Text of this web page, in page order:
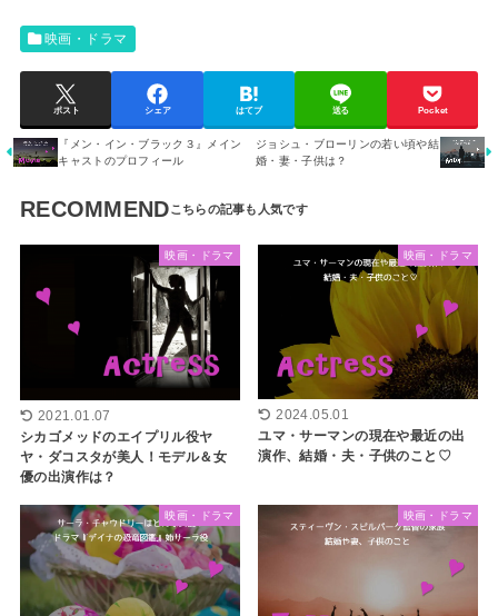
映画・ドラマ
ポスト シェア はてブ 送る Pocket
『メン・イン・ブラック３』メイン
キャストのプロフィール
ジョシュ・ブローリンの若い頃や結
婚・妻・子供は？
RECOMMEND
映画・ドラマ
2021.01.07
シカゴメッドのエイプリル役ヤ
ヤ・ダコスタが美人！モデル＆女
優の出演作は？
映画・ドラマ
2024.05.01
ユマ・サーマンの現在や最近の出
演作、結婚・夫・子供のこと♡
映画・ドラマ 映画・ドラマ